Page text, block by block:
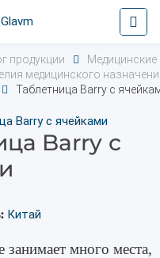
продукции
медицинского
Таблетница Barry с
Barry с
Китай
занимает много места,